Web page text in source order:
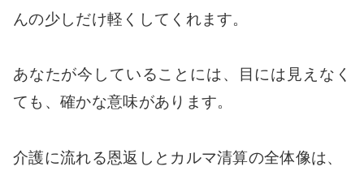
んの少しだけ軽くしてくれます。
あなたが今していることには、目には見えなく
ても、確かな意味があります。
介護に流れる恩返しとカルマ清算の全体像は、